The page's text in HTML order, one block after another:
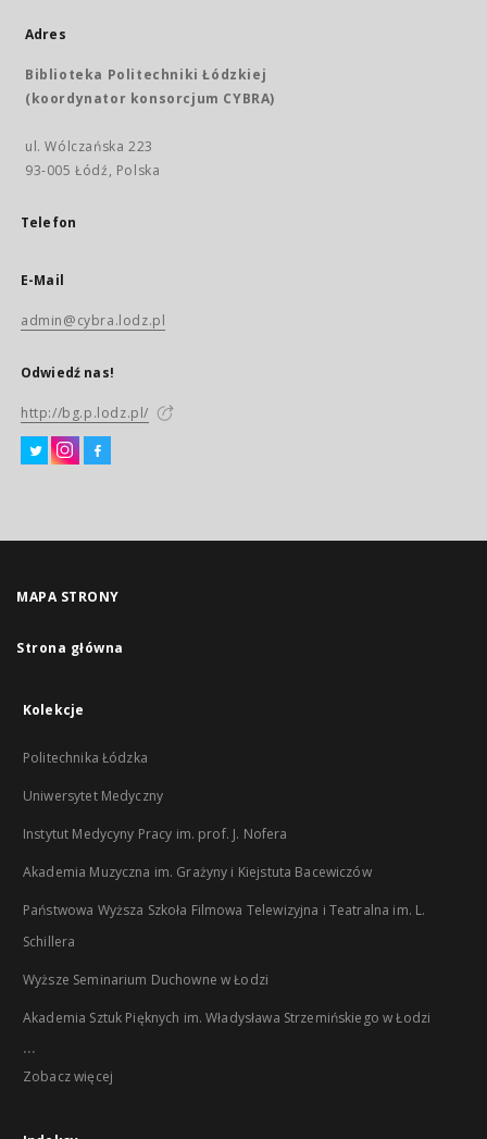
Adres
Biblioteka Politechniki Łódzkiej
(koordynator konsorcjum CYBRA)
ul. Wólczańska 223
93-005 Łódź, Polska
Telefon
E-Mail
admin@cybra.lodz.pl
Odwiedź nas!
http://bg.p.lodz.pl/
MAPA STRONY
Strona główna
Kolekcje
Politechnika Łódzka
Uniwersytet Medyczny
Instytut Medycyny Pracy im. prof. J. Nofera
Akademia Muzyczna im. Grażyny i Kiejstuta Bacewiczów
Państwowa Wyższa Szkoła Filmowa Telewizyjna i Teatralna im. L.
Schillera
Wyższe Seminarium Duchowne w Łodzi
Akademia Sztuk Pięknych im. Władysława Strzemińskiego w Łodzi
...
Zobacz więcej